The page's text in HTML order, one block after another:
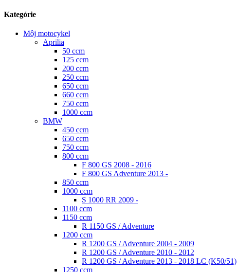
Kategórie
Môj motocykel
Aprilia
50 ccm
125 ccm
200 ccm
250 ccm
650 ccm
660 ccm
750 ccm
1000 ccm
BMW
450 ccm
650 ccm
750 ccm
800 ccm
F 800 GS 2008 - 2016
F 800 GS Adventure 2013 -
850 ccm
1000 ccm
S 1000 RR 2009 -
1100 ccm
1150 ccm
R 1150 GS / Adventure
1200 ccm
R 1200 GS / Adventure 2004 - 2009
R 1200 GS / Adventure 2010 - 2012
R 1200 GS / Adventure 2013 - 2018 LC (K50/51)
1250 ccm